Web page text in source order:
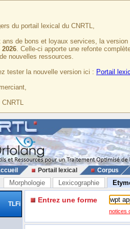
du portail lexical du CNRTL,
ans de bons et loyaux services, la
. Celle-ci apporte une refonte
nouvelles ressources.
tester la nouvelle version ici : Portail
CNRTL
Portail lexical Corpus
Morphologie Lexicographie
TLFi Entrez une forme
notices